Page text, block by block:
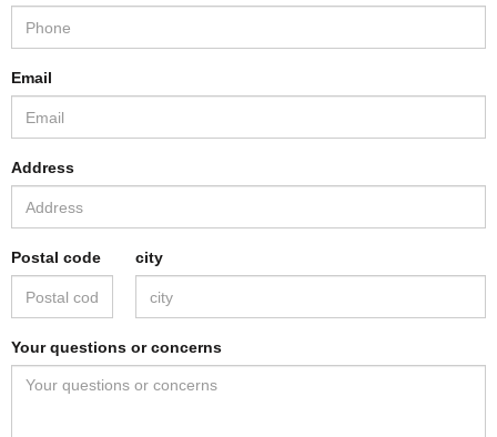
Email
Address
Postal code city
Your questions or concerns